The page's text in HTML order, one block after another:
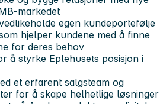
markedet
egen kundeportefølje
hjelper kundene med å finne
for deres behov
å styrke Eplehusets posisjon i
et erfarent salgsteam og
for å skape helhetlige løsninger